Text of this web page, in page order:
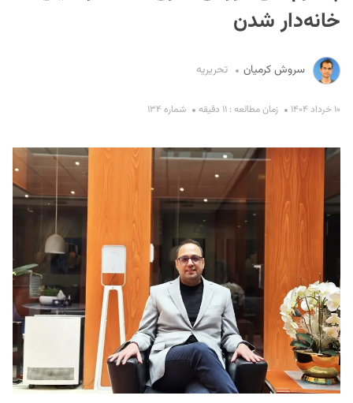
خانه‌دار شدن
سروش کرمیان تحریریه
۱۰ خرداد ۱۴۰۴ زمان مطالعه : ۱۱ دقیقه شماره ۱۳۴